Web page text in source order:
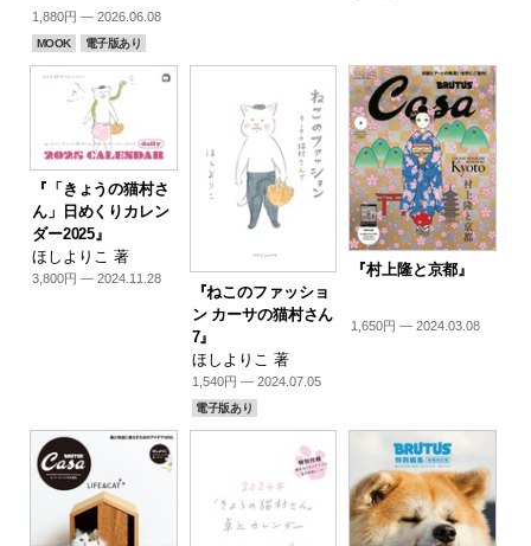
1,880円 — 2026.06.08
MOOK 電子版あり
『「きょうの猫村さ
ん」日めくりカレン
ダー2025』
ほしよりこ 著
3,800円 — 2024.11.28
『ねこのファッショ
ン カーサの猫村さん
7』
ほしよりこ 著
1,540円 — 2024.07.05
電子版あり
『村上隆と京都』
1,650円 — 2024.03.08